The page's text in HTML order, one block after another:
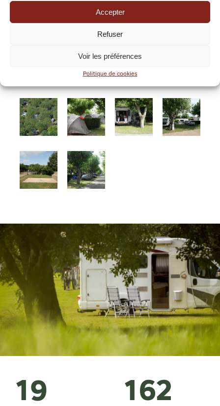
Accepter
Refuser
Voir les préférences
Politique de cookies
Quelques Photos
19 162